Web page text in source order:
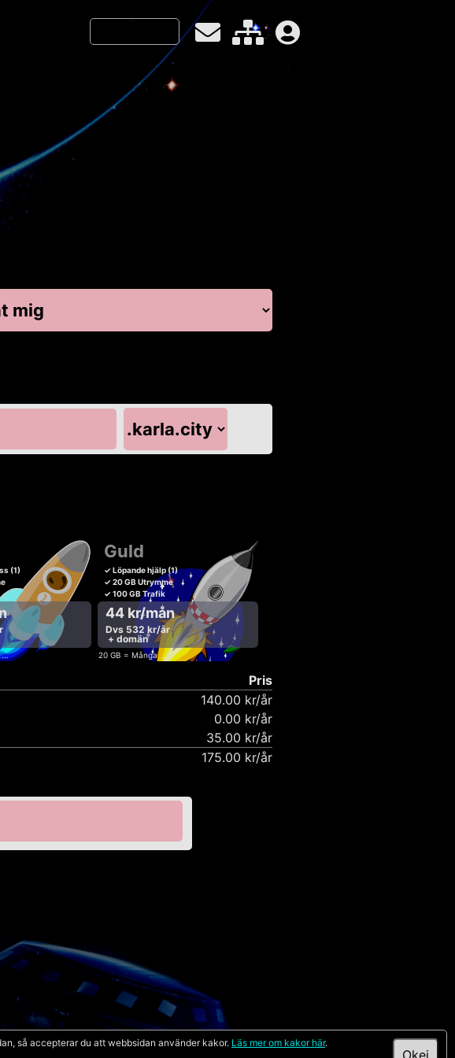
(1)
...
Guld
✓ Löpande hjälp (1)
✓ 20 GB Utrymme
✓ 100 GB Trafik
44 kr/mån
Dvs 532 kr/år
+ domän
20 GB = Många ...
Pris
140.00 kr/år
0.00 kr/år
35.00 kr/år
175.00 kr/år
så accepterar du att webbsidan använder kakor. Läs mer om kakor här.